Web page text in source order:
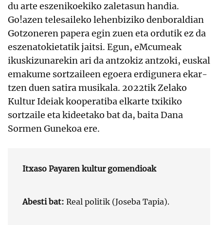
du arte eszenikoekiko zaletasun handia.
Go!azen telesaileko lehenbiziko denboraldian
Gotzoneren papera egin zuen eta ordutik ez da
eszenatokietatik jaitsi. Egun, eMcumeak
ikuskizunarekin ari da antzokiz antzoki, euskal
emakume sortzaileen egoera erdigunera ekar-
tzen duen satira musikala. 2022tik Zelako
Kultur Ideiak kooperatiba elkarte txikiko
sortzaile eta kideetako bat da, baita Dana
Sormen Gunekoa ere.
Itxaso Payaren kultur gomendioak
Abesti bat: Real politik (Joseba Tapia).